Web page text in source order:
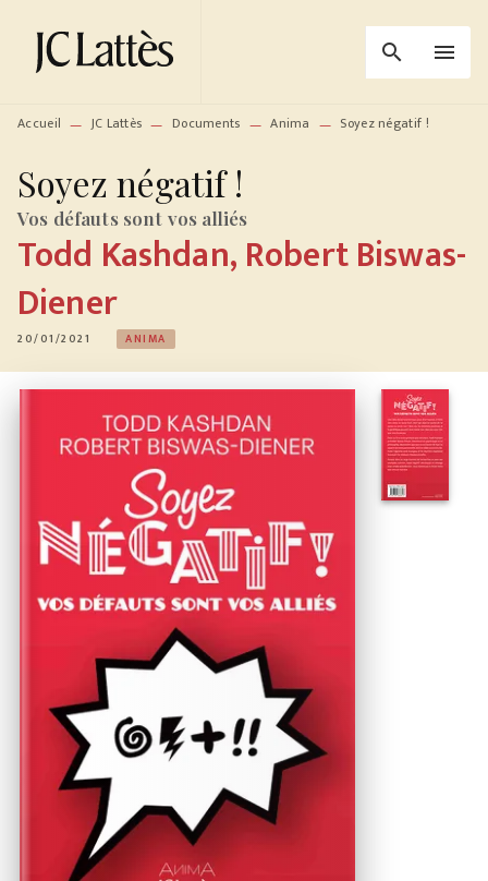
MENU RECHERCHE
PIED DE PAGE
search menu
Accueil — JC Lattès — Documents — Anima — Soyez négatif !
Soyez négatif !
Vos défauts sont vos alliés
Todd Kashdan,Robert Biswas-
Diener
20/01/2021 ANIMA